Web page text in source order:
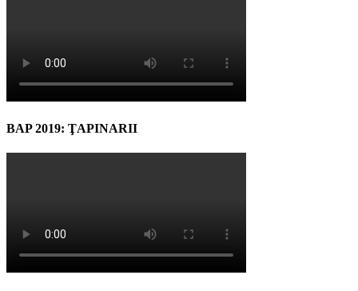
BAP 2019: ŢAPINARII